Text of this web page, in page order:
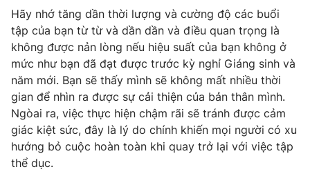
Cơ quan chủ quản:
Đài Truyền hình Việt Nam
Cơ quan báo chí: Thời báo VTV
Giấy phép hoạt động báo in và báo điện tử số 483/GP-BTTTT
cấp ngày 29/12/2023
Tổng Biên tập:Vũ Thanh Thủy
Phó Tổng Biên tập:Nguyễn Thị Mỹ Hạnh, Phạm Quốc Thắng,
Nguyễn Trọng Ninh
Tổng đài VTV:024.38 355 931 - 024.38 355 932
Ðiện thoại Thời báo VTV:024.66 897 897
Email:toasoan@vtv.vn
Hãy nhớ tăng dần thời lượng và cường độ các buổi
tập của bạn từ từ và dần dần và điều quan trọng là
không được nản lòng nếu hiệu suất của bạn không ở
mức như bạn đã đạt được trước kỳ nghỉ Giáng sinh và
năm mới. Bạn sẽ thấy mình sẽ không mất nhiều thời
gian để nhìn ra được sự cải thiện của bản thân mình.
Ngòai ra, việc thực hiện chậm rãi sẽ tránh được cảm
giác kiệt sức, đây là lý do chính khiến mọi người có xu
hướng bỏ cuộc hoàn toàn khi quay trở lại với việc tập
thể dục.